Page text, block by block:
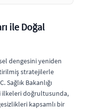
ile Doğal
dengesini yeniden
stratejilerle
Sağlık Bakanlığı
ilkeleri doğrultusunda,
kapsamlı bir